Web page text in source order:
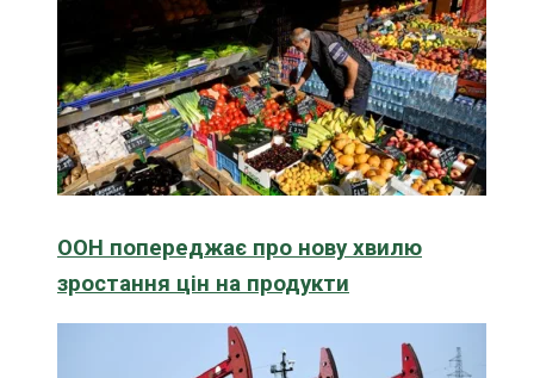
ООН попереджає про нову хвилю
зростання цін на продукти